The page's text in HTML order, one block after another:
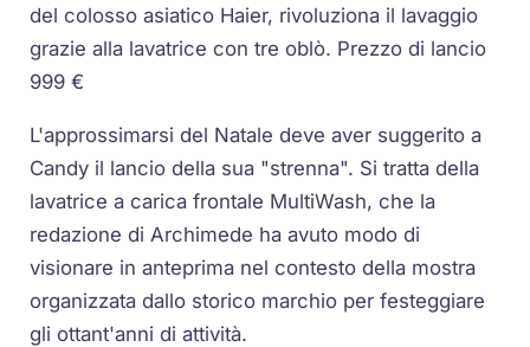
del colosso asiatico Haier, rivoluziona il lavaggio
grazie alla lavatrice con tre oblò. Prezzo di lancio
999 €
L'approssimarsi del Natale deve aver suggerito a
Candy il lancio della sua "strenna". Si tratta della
lavatrice a carica frontale MultiWash, che la
redazione di Archimede ha avuto modo di
visionare in anteprima nel contesto della mostra
organizzata dallo storico marchio per festeggiare
gli ottant'anni di attività.